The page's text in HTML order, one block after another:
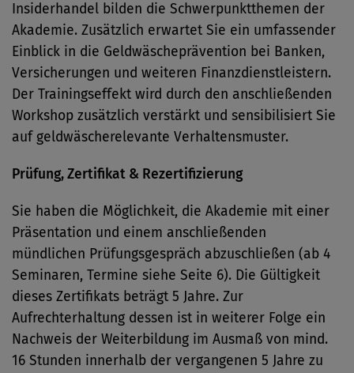
Insiderhandel bilden die ­Schwerpunktthemen der
Akademie. Zusätzlich erwartet Sie ein umfassender
Einblick in die Geldwäscheprävention bei Banken,
Versicherungen und weiteren Finanzdienstleistern.
Der Trainingseffekt wird durch den ­anschließenden
Workshop zusätzlich verstärkt und sensibilisiert Sie
auf geldwäscherelevante Verhaltensmuster.
Prüfung, Zertifikat & Rezertifizierung
Sie haben die Möglichkeit, die Akademie mit einer
Präsentation und einem anschließenden
mündlichen Prüfungs­gespräch abzuschließen (ab 4
Seminaren, Termine siehe Seite 6). Die Gültigkeit
dieses Zertifikats beträgt 5 Jahre. Zur
Aufrechterhaltung dessen ist in weiterer Folge ein
Nachweis der Weiterbildung im Ausmaß von mind.
16 Stunden innerhalb der vergangenen 5 Jahre zu